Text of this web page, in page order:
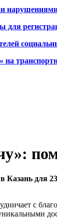
Казань для
с